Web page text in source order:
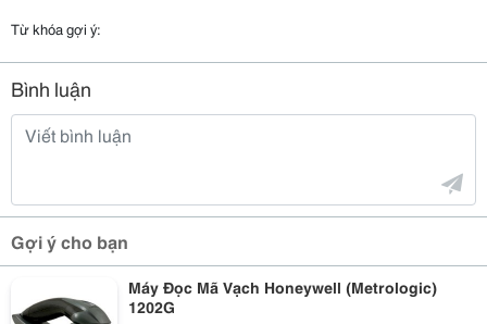
Từ khóa gợi ý:
Bình luận
Gợi ý cho bạn
Máy Đọc Mã Vạch Honeywell (Metrologic)
1202G